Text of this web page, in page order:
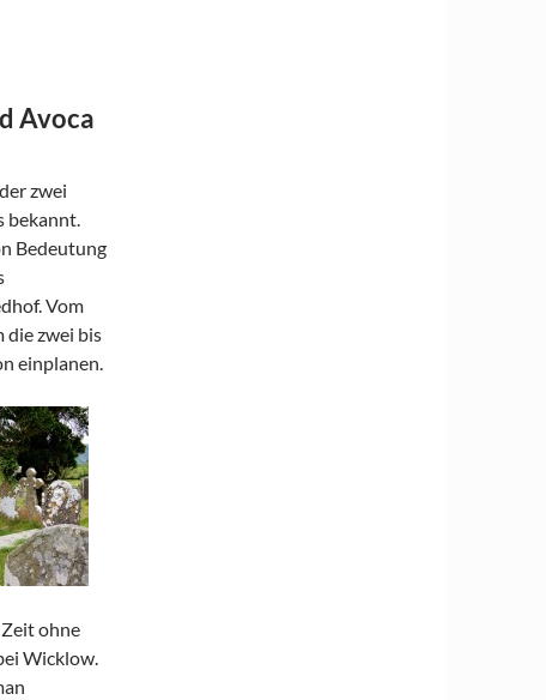
Avoca
zwei
bekannt.
Bedeutung
Vom
die zwei bis
einplanen.
ohne
Wicklow.